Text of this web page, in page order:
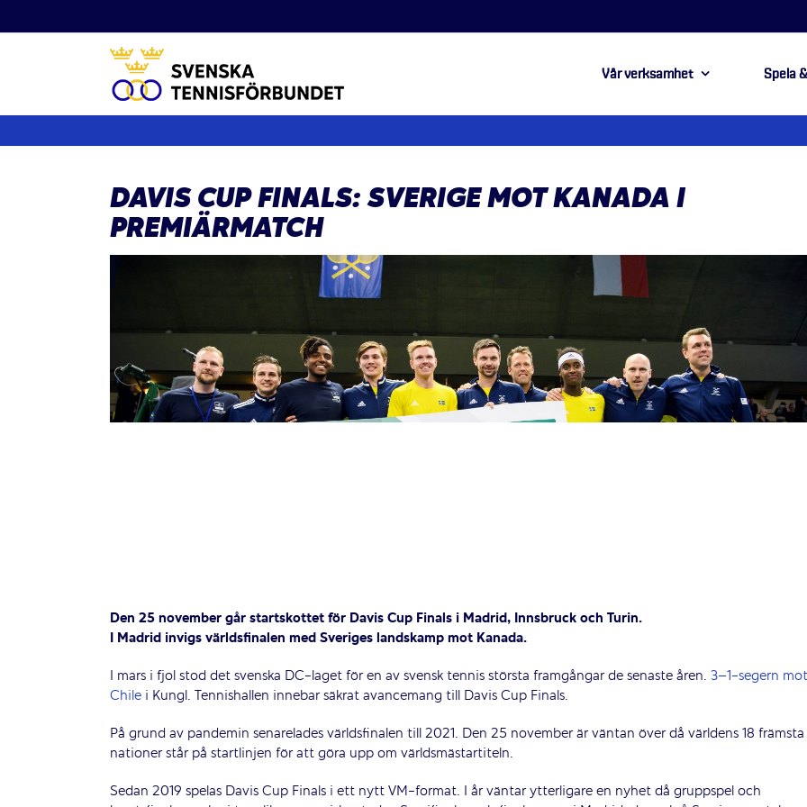
till
Vår verksamhet Spela
DAVIS CUP FINALS: SVERIGE MOT KANADA I
PREMIÄRMATCH
Den 25 november går startskottet för Davis Cup Finals i Madrid, Innsbruck och Turin.
I Madrid invigs världsfinalen med Sveriges landskamp mot Kanada.
I mars i fjol stod det svenska DC-laget för en av svensk tennis största framgångar de senaste åren. 3–1-segern mot
Chilei Kungl. Tennishallen innebar säkrat avancemang till Davis Cup Finals.
På grund av pandemin senarelades världsfinalen till 2021. Den 25 november är väntan över då världens 18 främsta
nationer står på startlinjen för att göra upp om världsmästartiteln.
Sedan 2019 spelas Davis Cup Finals i ett nytt VM-format. I år väntar ytterligare en nyhet då gruppspel och